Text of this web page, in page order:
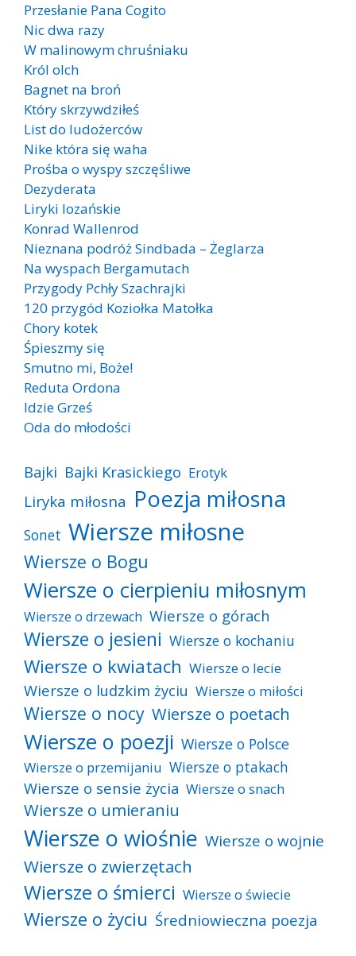
Przesłanie Pana Cogito
Nic dwa razy
W malinowym chruśniaku
Król olch
Bagnet na broń
Który skrzywdziłeś
List do ludożerców
Nike która się waha
Prośba o wyspy szczęśliwe
Dezyderata
Liryki lozańskie
Konrad Wallenrod
Nieznana podróż Sindbada – Żeglarza
Na wyspach Bergamutach
Przygody Pchły Szachrajki
120 przygód Koziołka Matołka
Chory kotek
Śpieszmy się
Smutno mi, Boże!
Reduta Ordona
Idzie Grześ
Oda do młodości
Bajki Bajki Krasickiego Erotyk
Liryka miłosna Poezja miłosna
Sonet Wiersze miłosne
Wiersze o Bogu
Wiersze o cierpieniu miłosnym
Wiersze o drzewach Wiersze o górach
Wiersze o jesieni Wiersze o kochaniu
Wiersze o kwiatach Wiersze o lecie
Wiersze o ludzkim życiu Wiersze o miłości
Wiersze o nocy Wiersze o poetach
Wiersze o poezji Wiersze o Polsce
Wiersze o przemijaniu Wiersze o ptakach
Wiersze o sensie życia Wiersze o snach
Wiersze o umieraniu
Wiersze o wiośnie Wiersze o wojnie
Wiersze o zwierzętach
Wiersze o śmierci Wiersze o świecie
Wiersze o życiu Średniowieczna poezja